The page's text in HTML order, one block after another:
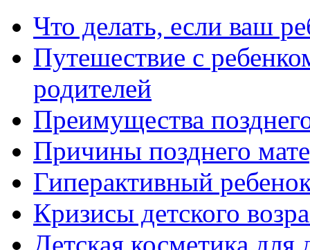
Что делать, если ваш
Путешествие с
родителей
Преимущества
Причины позднего
Гиперактивный
Кризисы детского
Детская косметика для